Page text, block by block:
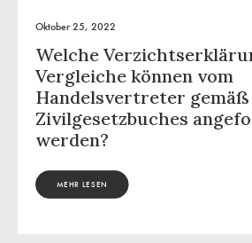
Oktober 25, 2022
Welche
Vergleiche können vom
Handelsvertreter gemäß
Zivilgesetzbuches
werden?
MEHR LESEN